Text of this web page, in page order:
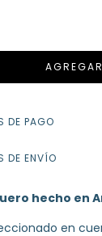
DE PAGO
DE ENVÍO
hecho en
en